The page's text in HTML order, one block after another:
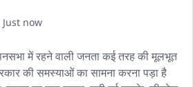
अपने हाथों में तिरंगा लिए हुए रैली में भाग
की जय, वंदे मातरम, स्वतंत्रता सेनानी अमर
मार्ग को गगुंजायमान कर दिया। यह रैली
नगर परिषद, एयरफोर्स चौराहा, नीरज बस
हुई गांधी दर्शन गांधी जी की मूर्ति के स्थल
Just now
में रहने वाली जनता कई तरह की मूलभूत
की समस्याओं का सामना करना पड़ा है